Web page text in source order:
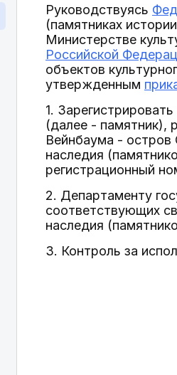
Руководствуясь
(памятниках
Министерстве
Российской
объектов
утвержденным
1.
(далее - памятник),
Вейнбаума - остров
наследия
регистрационный
2. Департаменту
соответствующих
наследия
3. Контроль за